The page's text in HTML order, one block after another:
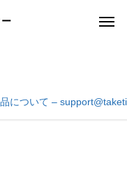
品について –